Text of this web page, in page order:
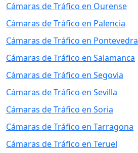
Cámaras de Tráfico en Ourense
Cámaras de Tráfico en Palencia
Cámaras de Tráfico en Pontevedra
Cámaras de Tráfico en Salamanca
Cámaras de Tráfico en Segovia
Cámaras de Tráfico en Sevilla
Cámaras de Tráfico en Soria
Cámaras de Tráfico en Tarragona
Cámaras de Tráfico en Teruel